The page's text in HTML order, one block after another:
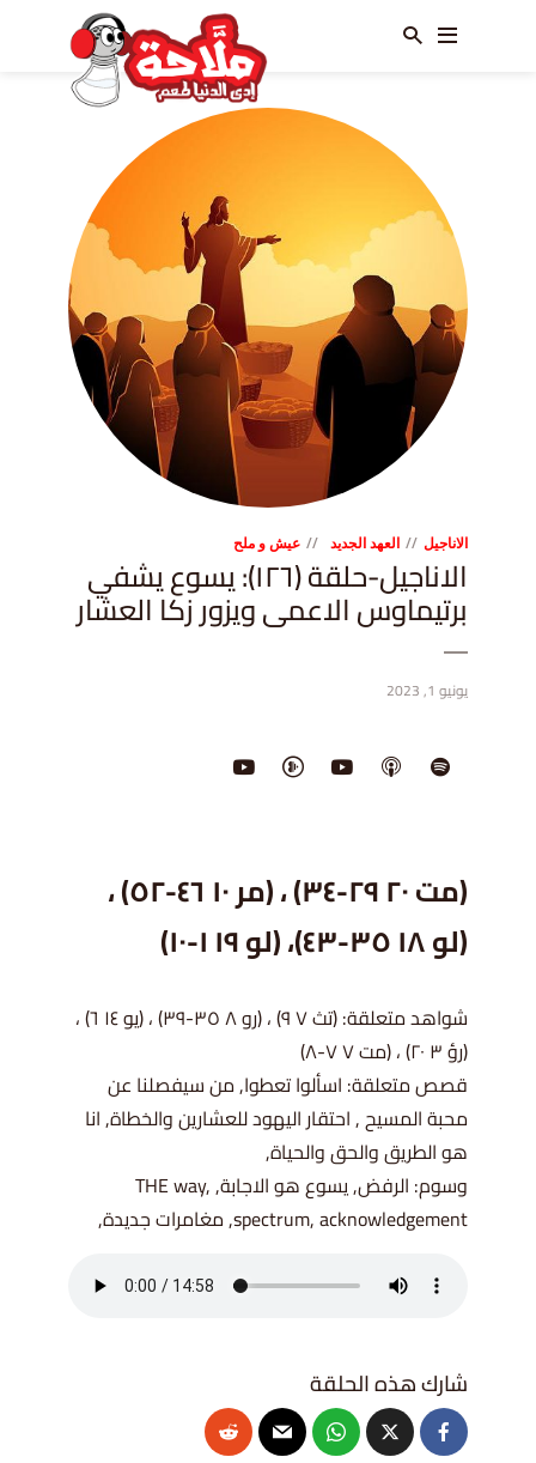
الاناجيل العهد الجديد عيش و ملح
الاناجيل-حلقة (١٢٦): يسوع يشفي
برتيماوس الاعمى ويزور زكا العشار
يونيو 1, 2023
(مت ٢٠ ٢٩-٣٤) ، (مر ١٠ ٤٦-٥٢) ،
(لو ١٨ ٣٥-٤٣)، (لو ١٩ ١-١٠)
شواهد متعلقة: (تث ٧ ٩) ، (رو ٨ ٣٥-٣٩) ، (يو ١٤ ٦) ،
(رؤ ٣ ٢٠) ، (مت ٧ ٧-٨)
قصص متعلقة: اسألوا تعطوا, من سيفصلنا عن
محبة المسيح , احتقار اليهود للعشارين والخطاة, انا
هو الطريق والحق والحياة,
وسوم: الرفض, يسوع هو الاجابة, THE way,
spectrum, acknowledgement, مغامرات جديدة,